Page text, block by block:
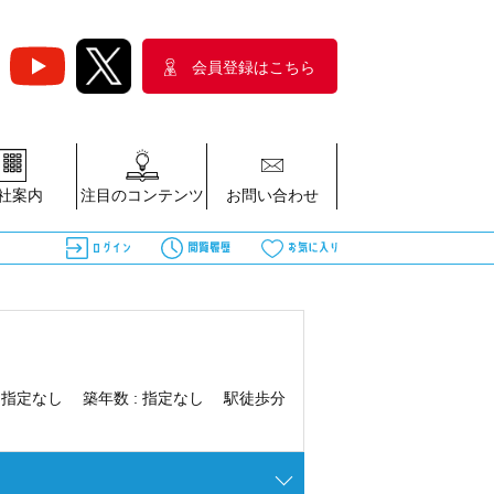
会員登録はこちら
案内 注目のコンテンツ お問い合わせ
指定なし 築年数 : 指定なし 駅徒歩分